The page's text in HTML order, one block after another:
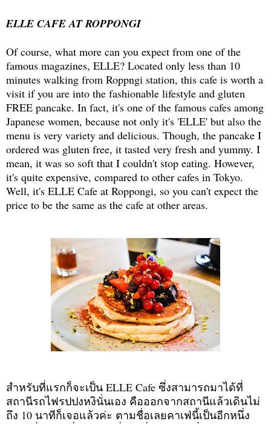
ELLE CAFE AT ROPPONGI
Of course, what more can you expect from one of the
famous magazines, ELLE? Located only less than 10
minutes walking from Roppngi station, this cafe is worth a
visit if you are into the fashionable lifestyle and gluten
FREE pancake. In fact, it's one of the famous cafes among
Japanese women, because not only it's 'ELLE' but also the
menu is very variety and delicious. Though, the pancake I
ordered was gluten free, it tasted very fresh and yummy. I
mean, it was so soft that I couldn't stop eating. However,
it's quite expensive, compared to other cafes in Tokyo.
Well, it's ELLE Cafe at Roppongi, so you can't expect the
price to be the same as the cafe at other areas.
สำหรับที่แรกก็จะเป็น ELLE Cafe ซึ่งสามารถมาได้ที่
สถานีรถไฟรปปงหงินั่นเอง คือออกจากสถานีแล้วเดินไม่
ถึง 10 นาทีก็เจอแล้วค่ะ ตามชื่อเลยคาเฟ่นี้เป็นอีกหนึ่ง